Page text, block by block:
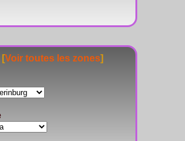
[Voir toutes les zones]